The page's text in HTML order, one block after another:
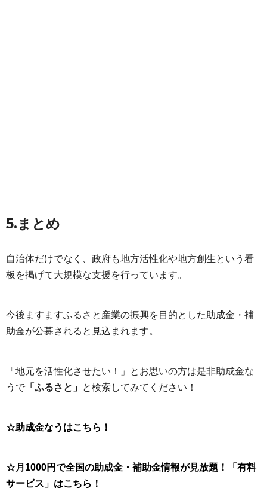
5.まとめ
自治体だけでなく、政府も地方活性化や地方創生という看
板を掲げて大規模な支援を行っています。
今後ますますふるさと産業の振興を目的とした助成金・補
助金が公募されると見込まれます。
「地元を活性化させたい！」とお思いの方は是非助成金な
うで 「ふるさと」 と検索してみてください！
☆助成金なうはこちら！
☆月1000円で全国の助成金・補助金情報が見放題！「有料
サービス」はこちら！